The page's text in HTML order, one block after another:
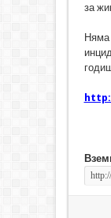
за
Няма